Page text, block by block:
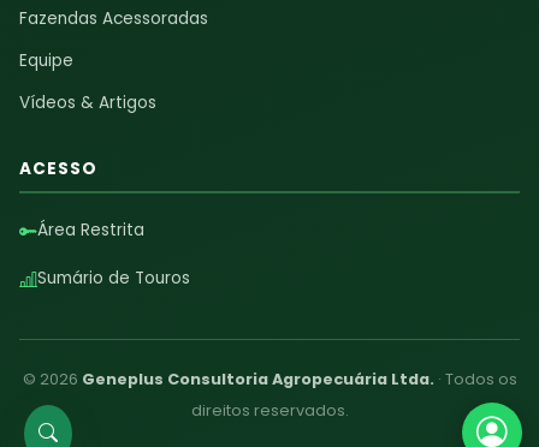
Fazendas Acessoradas
Equipe
Vídeos & Artigos
ACESSO
Área Restrita
Sumário de Touros
© 2026 Geneplus Consultoria Agropecuária Ltda. · Todos os
direitos reservados.